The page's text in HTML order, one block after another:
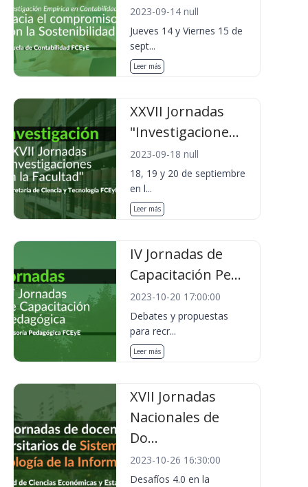
2023-09-14 null
Jueves 14 y Viernes 15 de
sept...
Leer más
XXVII Jornadas
"Investigacione...
2023-09-18 null
18, 19 y 20 de septiembre
en l...
Leer más
IV Jornadas de
Capacitación Pe...
2023-10-20 17:00:00
Debates y propuestas
para recr...
Leer más
XVII Jornadas
Nacionales de
Do...
2023-10-26 16:30:00
Desafíos 4.0 en la